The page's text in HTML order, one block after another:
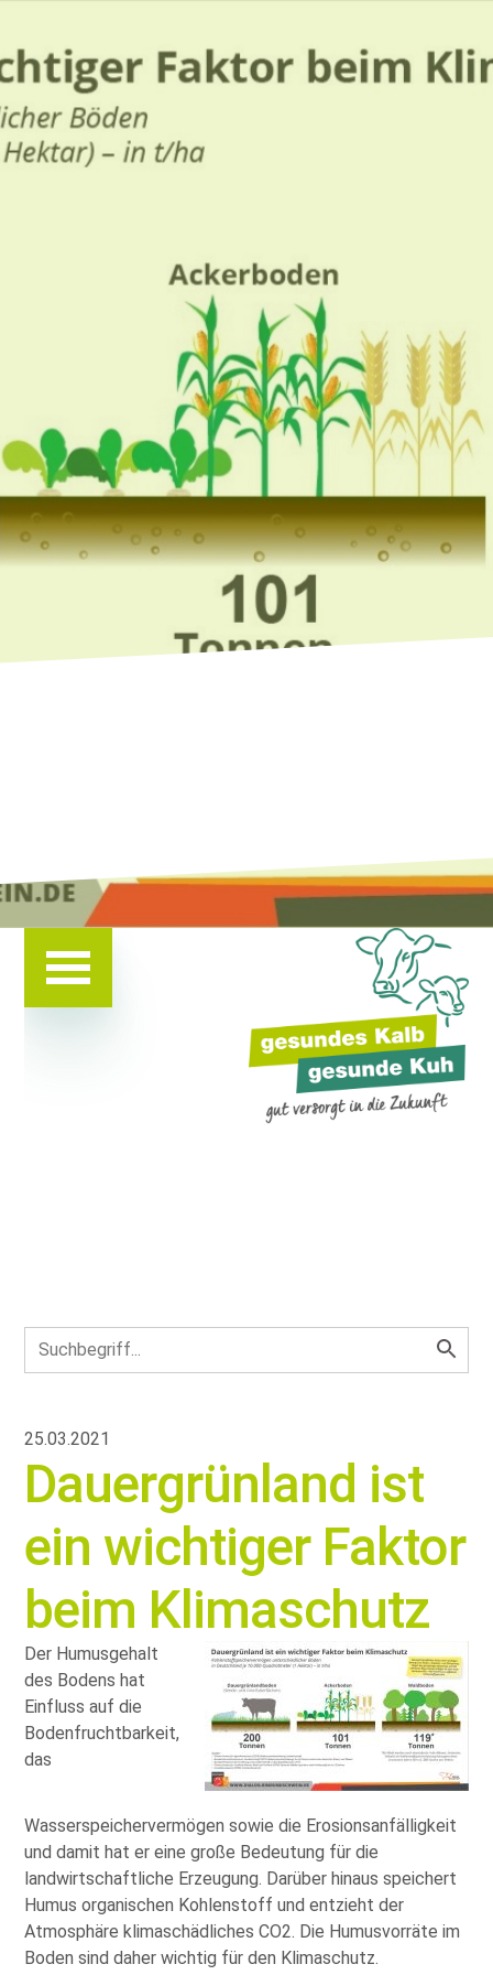
25.03.2021
Dauergrünland ist
ein wichtiger Faktor
beim Klimaschutz
Der Humusgehalt
des Bodens hat
Einfluss auf die
Bodenfruchtbarkeit,
das
Wasserspeichervermögen sowie die Erosionsanfälligkeit
und damit hat er eine große Bedeutung für die
landwirtschaftliche Erzeugung. Darüber hinaus speichert
Humus organischen Kohlenstoff und entzieht der
Atmosphäre klimaschädliches CO2. Die Humusvorräte im
Boden sind daher wichtig für den Klimaschutz.